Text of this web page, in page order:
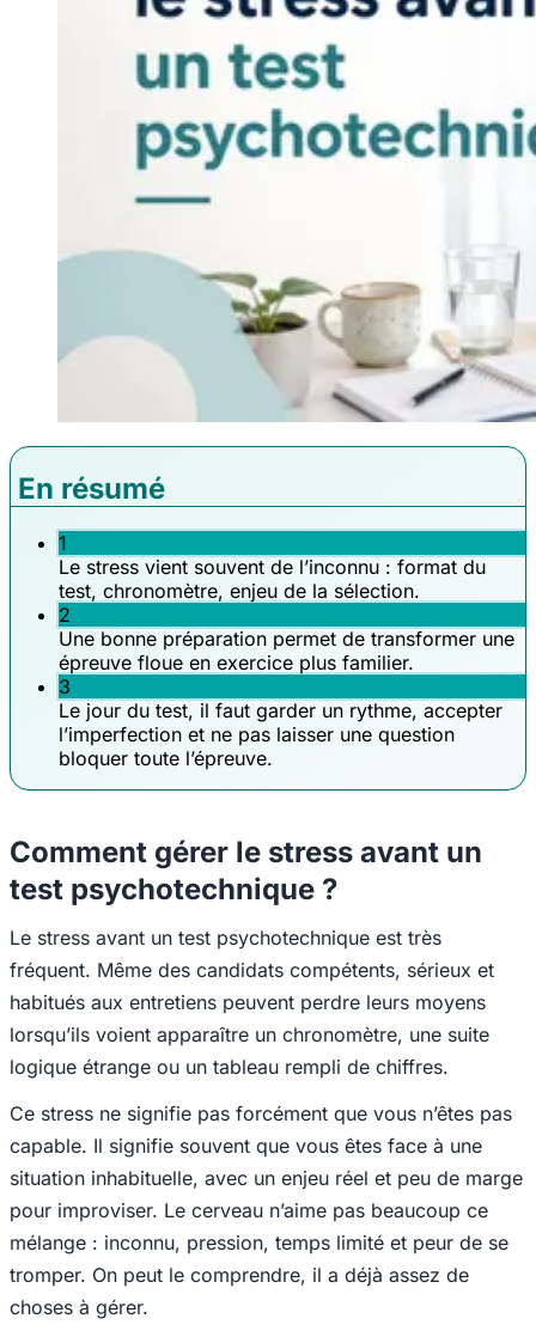
En résumé
1
Le stress vient souvent de l’inconnu : format du
test, chronomètre, enjeu de la sélection.
2
Une bonne préparation permet de transformer une
épreuve floue en exercice plus familier.
3
Le jour du test, il faut garder un rythme, accepter
l’imperfection et ne pas laisser une question
bloquer toute l’épreuve.
Comment gérer le stress avant un
test psychotechnique ?
Le stress avant un test psychotechnique est très
fréquent. Même des candidats compétents, sérieux et
habitués aux entretiens peuvent perdre leurs moyens
lorsqu’ils voient apparaître un chronomètre, une suite
logique étrange ou un tableau rempli de chiffres.
Ce stress ne signifie pas forcément que vous n’êtes pas
capable. Il signifie souvent que vous êtes face à une
situation inhabituelle, avec un enjeu réel et peu de marge
pour improviser. Le cerveau n’aime pas beaucoup ce
mélange : inconnu, pression, temps limité et peur de se
tromper. On peut le comprendre, il a déjà assez de
choses à gérer.